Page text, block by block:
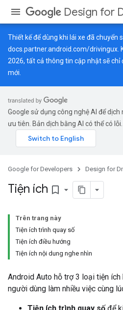
Design for
Thiết kế để dùng khi lái xe đã chuyển
docs.partner.android.com/drivingux
2026, tất cả thông tin cập nhật sẽ
mới.
Google sử dụng công nghệ AI để
ưu tiên. Bản dịch bằng AI có thể có lỗi.
Google for Developers Design for
Tiện ích bookmark_border
Trên trang này
Tiện ích trình quay số
Tiện ích điều hướng
Tiện ích nội dung nghe nhìn
Android Auto hỗ trợ 3 loại tiện ích
người dùng làm nhiều việc cùng